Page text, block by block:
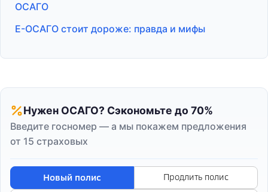
ОСАГО
E-ОСАГО стоит дороже: правда и мифы
Нужен ОСАГО? Сэкономьте до 70%
Введите госномер — а мы покажем предложения
от 15 страховых